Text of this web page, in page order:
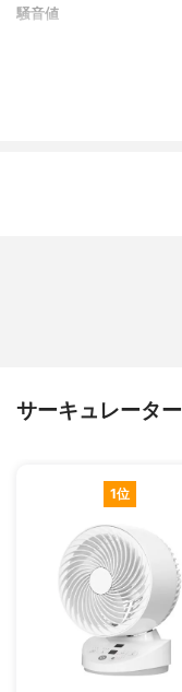
騒音値
サーキュレータ
1位